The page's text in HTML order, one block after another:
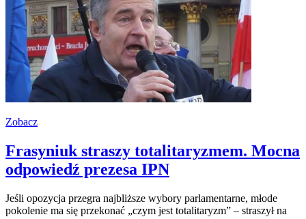
Zobacz
Frasyniuk straszy totalitaryzmem. Mocna
odpowiedź prezesa IPN
Jeśli opozycja przegra najbliższe wybory parlamentarne, młode
pokolenie ma się przekonać „czym jest totalitaryzm” – straszył na